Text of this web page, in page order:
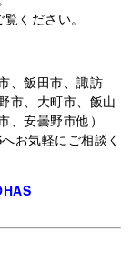
覧ください。
、飯田市、諏訪
市、大町市、飯山
安曇野市他）
お気軽にご相談く